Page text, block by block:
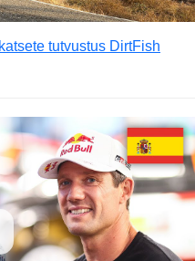
tutvustus DirtFish